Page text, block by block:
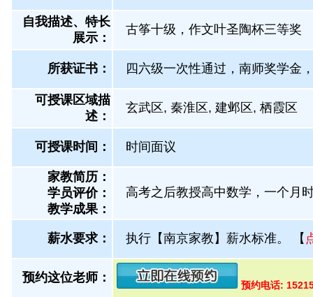
自我描述、特长
展示 ：
古筝十级，作文叶圣陶杯三等奖
所获证书 ： 四六级一次性通过，南师奖学金
可授课区域描
述：
玄武区, 秦淮区, 建邺区, 栖霞区
可授课时间： 时间面议
家教简历：
学员评价：
教学成果：
高考之后教授高中数学，一个月
薪水要求： 执行【南京家教】薪水标准。 【
预约这位老师：
预约电话: